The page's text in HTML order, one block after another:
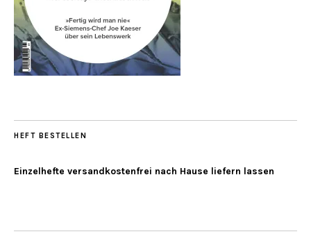
HEFT BESTELLEN
Einzelhefte versandkostenfrei nach Hause liefern lassen